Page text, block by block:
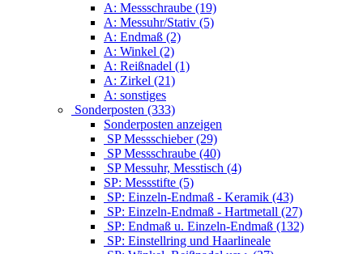
A: Messschraube (19)
A: Messuhr/Stativ (5)
A: Endmaß (2)
A: Winkel (2)
A: Reißnadel (1)
A: Zirkel (21)
A: sonstiges
Sonderposten (333)
Sonderposten anzeigen
SP Messschieber (29)
SP Messschraube (40)
SP Messuhr, Messtisch (4)
SP: Messstifte (5)
SP: Einzeln-Endmaß - Keramik (43)
SP: Einzeln-Endmaß - Hartmetall (27)
SP: Endmaß u. Einzeln-Endmaß (132)
SP: Einstellring und Haarlineale